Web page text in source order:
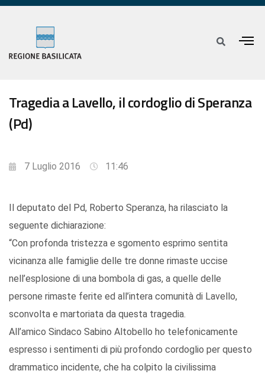
Tragedia a Lavello, il cordoglio di Speranza
(Pd)
7 Luglio 2016 11:46
Il deputato del Pd, Roberto Speranza, ha rilasciato la
seguente dichiarazione:
“Con profonda tristezza e sgomento esprimo sentita
vicinanza alle famiglie delle tre donne rimaste uccise
nell’esplosione di una bombola di gas, a quelle delle
persone rimaste ferite ed all’intera comunità di Lavello,
sconvolta e martoriata da questa tragedia.
All’amico Sindaco Sabino Altobello ho telefonicamente
espresso i sentimenti di più profondo cordoglio per questo
drammatico incidente, che ha colpito la civilissima